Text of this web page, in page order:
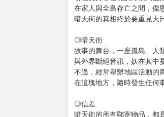
★突破文化圈在西班牙授權
★暗天街系列橫跨6年的最終
封鎖於結界內的島嶼──「暗
想拯救這座垂死的城鎮，需
大分量內頁完結篇！
島上的情報探子傑恩在探索
引渡賣身者亡魂的丹頂天使
在家人與全島存亡之間，傑